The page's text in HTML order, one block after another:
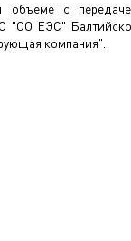
объеме с
"СО ЕЭС"
компания".